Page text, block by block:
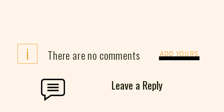
i There are no comments ADD YOURS
Leave a Reply